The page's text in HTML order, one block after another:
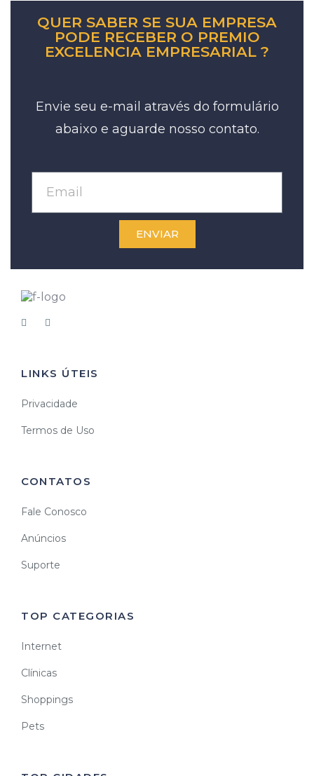
QUER SABER SE SUA EMPRESA
PODE RECEBER O PREMIO
EXCELENCIA EMPRESARIAL ?
Envie seu e-mail através do formulário
abaixo e aguarde nosso contato.
ENVIAR
LINKS ÚTEIS
Privacidade
Termos de Uso
CONTATOS
Fale Conosco
Anúncios
Suporte
TOP CATEGORIAS
Internet
Clínicas
Shoppings
Pets